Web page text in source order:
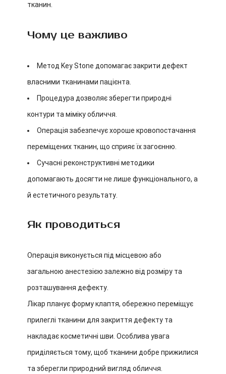
тканин.
Чому це важливо
Метод Key Stone допомагає закрити дефект
власними тканинами пацієнта.
Процедура дозволяє зберегти природні
контури та міміку обличчя.
Операція забезпечує хороше кровопостачання
переміщених тканин, що сприяє їх загоєнню.
Сучасні реконструктивні методики
допомагають досягти не лише функціонального, а
й естетичного результату.
Як проводиться
Операція виконується під місцевою або
загальною анестезією залежно від розміру та
розташування дефекту.
Лікар планує форму клаптя, обережно переміщує
прилеглі тканини для закриття дефекту та
накладає косметичні шви. Особлива увага
приділяється тому, щоб тканини добре прижилися
та зберегли природний вигляд обличчя.